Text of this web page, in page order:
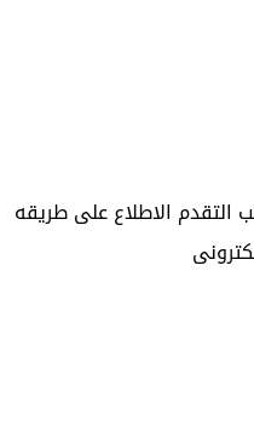
ليوم الجمعه 19 فبراير 2021 وعلى من يرغب التقدم الاطلاع على طريقه